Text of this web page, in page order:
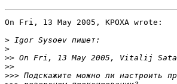
On Fri, 13 May 2005, KPOXA wrote:
>
>
>>
>>
>>>